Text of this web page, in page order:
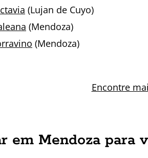
(Lujan de Cuyo)
(Mendoza)
(Mendoza)
Encontre
em Mendoza para